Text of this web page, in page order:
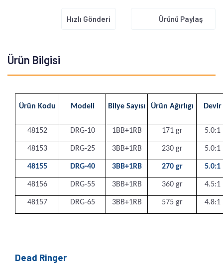
Hızlı Gönderi Ürünü Paylaş
Ürün Bilgisi
Ürün Kodu Modeli Bilye Sayısı Ürün Ağırlıgı Devir
48152 DRG-10 1BB+1RB 171 gr 5.0:1
48153 DRG-25 3BB+1RB 230 gr 5.0:1
48155 DRG-40 3BB+1RB 270 gr 5.0:1
48156 DRG-55 3BB+1RB 360 gr 4.5:1
48157 DRG-65 3BB+1RB 575 gr 4.8:1
Dead Ringer